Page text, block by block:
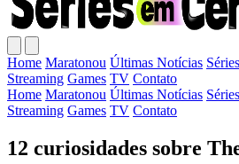
Home Maratonou Últimas Notícias Séries
Streaming Games TV Contato
Home Maratonou Últimas Notícias Séries
Streaming Games TV Contato
12 curiosidades sobre